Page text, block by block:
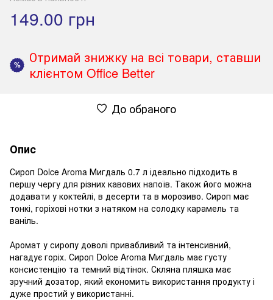
149.00 грн
%
Отримай знижку на всі товари, ставши
клієнтом Office Better
До обраного
Опис
Сироп Dolce Aroma Мигдаль 0.7 л ідеально підходить в
першу чергу для різних кавових напоїв. Також його можна
додавати у коктейлі, в десерти та в морозиво. Сироп має
тонкі, горіхові нотки з натяком на солодку карамель та
ваніль.
Аромат у сиропу доволі привабливий та інтенсивний,
нагадує горіх. Сироп Dolce Aroma Мигдаль має густу
консистенцію та темний відтінок. Скляна пляшка має
зручний дозатор, який економить використання продукту і
дуже простий у використанні.